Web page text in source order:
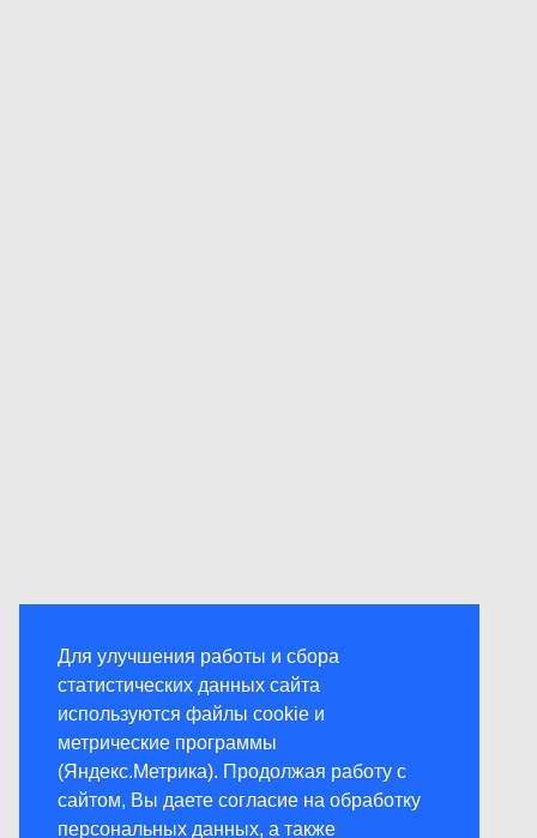
Для улучшения работы и сбора
статистических данных сайта
используются файлы cookie и
метрические программы
(Яндекс.Метрика). Продолжая работу с
сайтом, Вы даете согласие на обработку
персональных данных, а также